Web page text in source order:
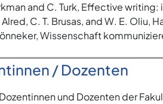
and C. Turk, Effective
Alred, C. T. Brusas, and W. E.
Wissenschaft
/ Dozenten
und Dozenten der